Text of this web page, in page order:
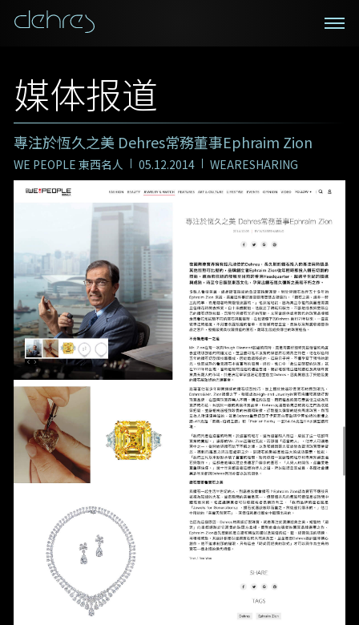
媒体报道
專注於恆久之美 Dehres常務董事Ephraim Zion
WE PEOPLE 東西名人 05.12.2014 WEARESHARING
登记成为电讯会员
接收戴乐斯最新的产品资讯，活动讯息和行业情报。
名
电邮地址
私人预约
我们在香港中环置地广场的私人展示厅将为您提供更私
密舒适的选购环境
称谓 姓* 名*
地区
手机号码* 电邮地址*
预约日期
预约时间
: (GMT+8)
查询内容